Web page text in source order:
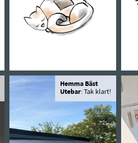
Hemma Bäst
Utebar: Tak klart!